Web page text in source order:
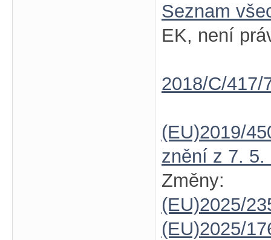
Seznam
EK, není
2018/C/417/
(EU)2019/
znění z 7. 5.
Změny:
(EU)2025/
(EU)2025/